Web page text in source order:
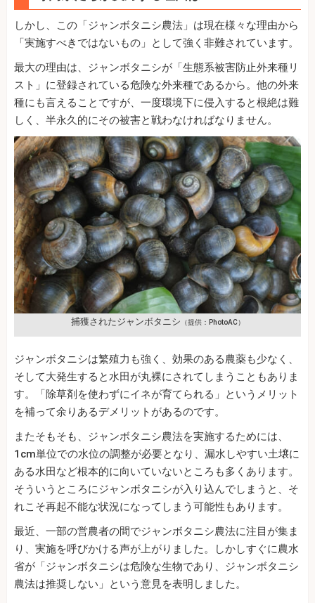
しかし、この「ジャンボタニシ農法」は現在様々な理由から
「実施すべきではないもの」として強く非難されています。
最大の理由は、ジャンボタニシが「生態系被害防止外来種リ
スト」に登録されている危険な外来種であるから。他の外来
種にも言えることですが、一度環境下に侵入すると根絶は難
しく、半永久的にその被害と戦わなければなりません。
捕獲されたジャンボタニシ （提供：PhotoAC）
ジャンボタニシは繁殖力も強く、効果のある農薬も少なく、
そして大発生すると水田が丸裸にされてしまうこともありま
す。「除草剤を使わずにイネが育てられる」というメリット
を補って余りあるデメリットがあるのです。
またそもそも、ジャンボタニシ農法を実施するためには、
1cm単位での水位の調整が必要となり、漏水しやすい土壌に
ある水田など根本的に向いていないところも多くあります。
そういうところにジャンボタニシが入り込んでしまうと、そ
れこそ再起不能な状況になってしまう可能性もあります。
最近、一部の営農者の間でジャンボタニシ農法に注目が集ま
り、実施を呼びかける声が上がりました。しかしすぐに農水
省が「ジャンボタニシは危険な生物であり、ジャンボタニシ
農法は推奨しない」という意見を表明しました。